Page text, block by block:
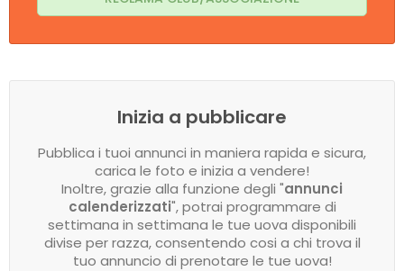
Inizia a pubblicare
Pubblica i tuoi annunci in maniera rapida e sicura,
carica le foto e inizia a vendere!
Inoltre, grazie alla funzione degli "annunci
calenderizzati", potrai programmare di
settimana in settimana le tue uova disponibili
divise per razza, consentendo cosi a chi trova il
tuo annuncio di prenotare le tue uova!